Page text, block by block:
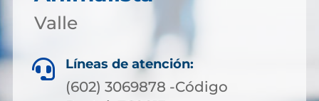
Valle
 Líneas de atención:
(602) 3069878 -Código